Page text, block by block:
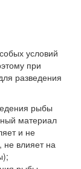
условий
при
разведения
рыбы
материал
и не
не влияет на